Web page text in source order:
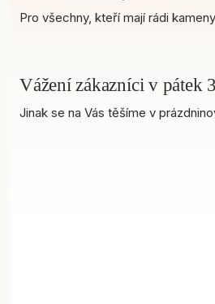
Pro všechny, kteří mají rádi
Vážení zákazníci v pátek
Jinak se na Vás těšíme v